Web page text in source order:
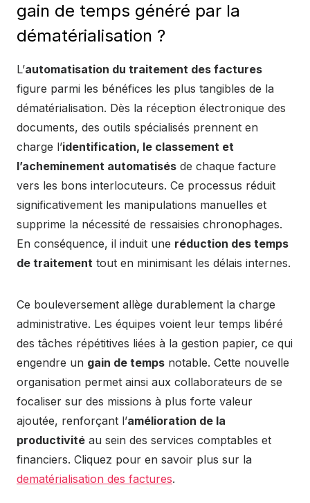
gain de temps généré par la
dématérialisation ?
L’automatisation du traitement des factures
figure parmi les bénéfices les plus tangibles de la
dématérialisation. Dès la réception électronique des
documents, des outils spécialisés prennent en
charge l’identification, le classement et
l’acheminement automatisés de chaque facture
vers les bons interlocuteurs. Ce processus réduit
significativement les manipulations manuelles et
supprime la nécessité de ressaisies chronophages.
En conséquence, il induit une réduction des temps
de traitement tout en minimisant les délais internes.
Ce bouleversement allège durablement la charge
administrative. Les équipes voient leur temps libéré
des tâches répétitives liées à la gestion papier, ce qui
engendre un gain de temps notable. Cette nouvelle
organisation permet ainsi aux collaborateurs de se
focaliser sur des missions à plus forte valeur
ajoutée, renforçant l’amélioration de la
productivité au sein des services comptables et
financiers. Cliquez pour en savoir plus sur la
dematérialisation des factures.